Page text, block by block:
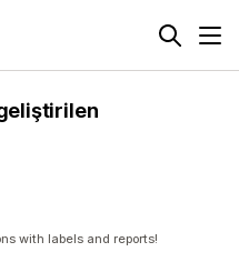
with labels and reports!